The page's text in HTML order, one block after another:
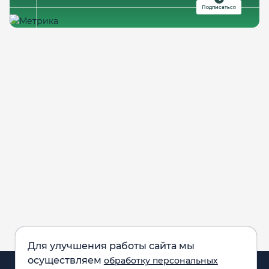
Для улучшения работы сайта мы
осуществляем обработку персональных
Подписаться